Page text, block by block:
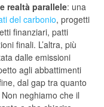
realtà parallele: una
del carbonio, progetti
finanziari, patti
finali. L’altra, più
dalle emissioni
agli abbattimenti
dal gap tra quanto
neghiamo che il